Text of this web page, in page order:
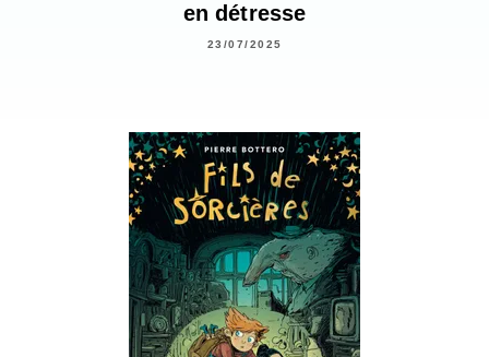
en détresse
23/07/2025